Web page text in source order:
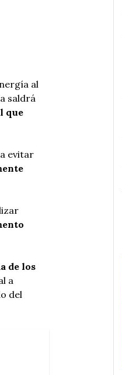
al
saldrá
que
evitar
de los
a
del